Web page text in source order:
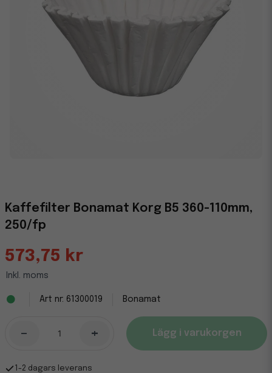
Kaffefilter Bonamat Korg B5 360-110mm,
250/fp
573,75 kr
Inkl. moms
61300019 Bonamat
- + Lägg i varukorgen
1-2 dagars leverans